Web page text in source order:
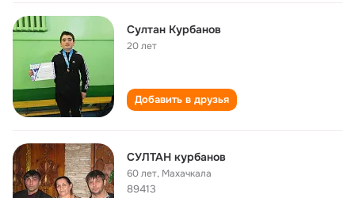
Султан Курбанов
20 лет
Добавить в друзья
СУЛТАН курбанов
60 лет, Махачкала
89413